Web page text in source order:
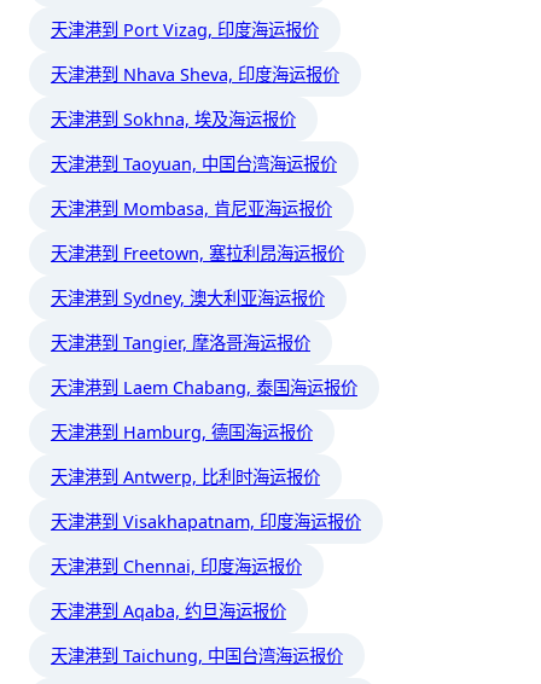
天津港到 Port Vizag, 印度海运报价
天津港到 Nhava Sheva, 印度海运报价
天津港到 Sokhna, 埃及海运报价
天津港到 Taoyuan, 中国台湾海运报价
天津港到 Mombasa, 肯尼亚海运报价
天津港到 Freetown, 塞拉利昂海运报价
天津港到 Sydney, 澳大利亚海运报价
天津港到 Tangier, 摩洛哥海运报价
天津港到 Laem Chabang, 泰国海运报价
天津港到 Hamburg, 德国海运报价
天津港到 Antwerp, 比利时海运报价
天津港到 Visakhapatnam, 印度海运报价
天津港到 Chennai, 印度海运报价
天津港到 Aqaba, 约旦海运报价
天津港到 Taichung, 中国台湾海运报价